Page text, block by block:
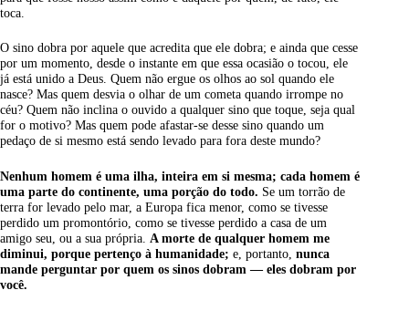
toca.
O sino dobra por aquele que acredita que ele dobra; e ainda que cesse
por um momento, desde o instante em que essa ocasião o tocou, ele
já está unido a Deus. Quem não ergue os olhos ao sol quando ele
nasce? Mas quem desvia o olhar de um cometa quando irrompe no
céu? Quem não inclina o ouvido a qualquer sino que toque, seja qual
for o motivo? Mas quem pode afastar-se desse sino quando um
pedaço de si mesmo está sendo levado para fora deste mundo?
Nenhum homem é uma ilha, inteira em si mesma; cada homem é
uma parte do continente, uma porção do todo. Se um torrão de
terra for levado pelo mar, a Europa fica menor, como se tivesse
perdido um promontório, como se tivesse perdido a casa de um
amigo seu, ou a sua própria. A morte de qualquer homem me
diminui, porque pertenço à humanidade; e, portanto, nunca
mande perguntar por quem os sinos dobram — eles dobram por
você.